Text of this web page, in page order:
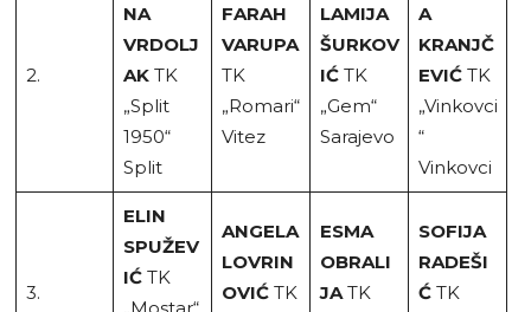
2.
NA
VRDOLJ
AKTK
„Split
1950“
Split
FARAH
VARUPA
TK
„Romari“
Vitez
LAMIJA
ŠURKOV
IĆTK
„Gem“
Sarajevo
A
KRANJČ
EVIĆTK
„Vinkovci
“
Vinkovci
3.
ELIN
SPUŽEV
IĆTK
„Mostar“
ANGELA
LOVRIN
OVIĆTK
ESMA
OBRALI
JATK
SOFIJA
RADEŠI
ĆTK